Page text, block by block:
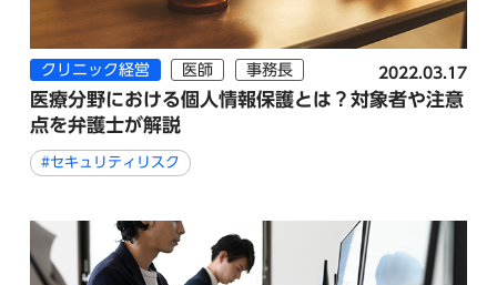
クリニック経営 医師 事務長 2022.03.17
医療分野における個人情報保護とは？対象者や注意
点を弁護士が解説
#セキュリティリスク